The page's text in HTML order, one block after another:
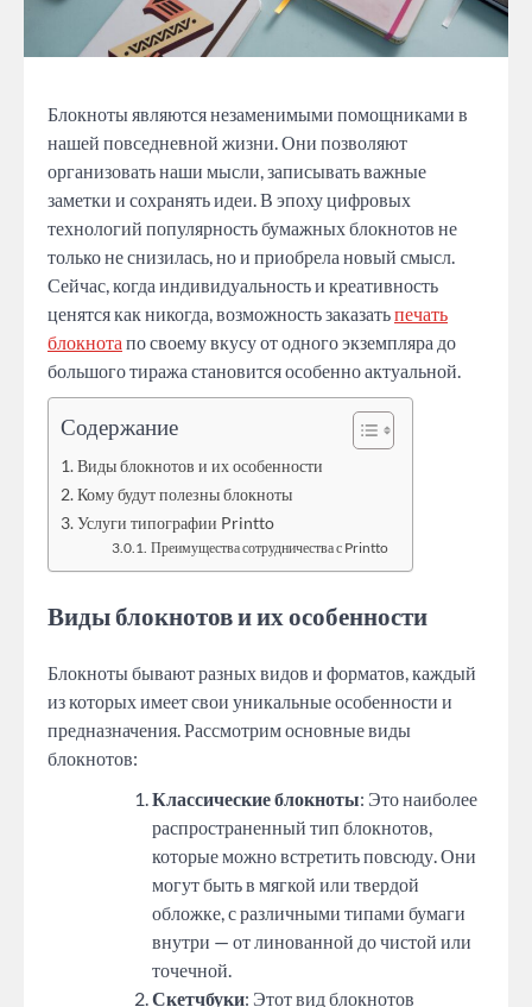
Блокноты являются незаменимыми помощниками в
нашей повседневной жизни. Они позволяют
организовать наши мысли, записывать важные
заметки и сохранять идеи. В эпоху цифровых
технологий популярность бумажных блокнотов не
только не снизилась, но и приобрела новый смысл.
Сейчас, когда индивидуальность и креативность
ценятся как никогда, возможность заказатьпечать
блокнота по своему вкусу от одного экземпляра до
большого тиража становится особенно актуальной.
Содержание
Виды блокнотов и их особенности
Кому будут полезны блокноты
Услуги типографии Printto
Преимущества сотрудничества с Printto
Виды блокнотов и их особенности
Блокноты бывают разных видов и форматов, каждый
из которых имеет свои уникальные особенности и
предназначения. Рассмотрим основные виды
блокнотов:
Классические блокноты: Это наиболее
распространенный тип блокнотов,
которые можно встретить повсюду. Они
могут быть в мягкой или твердой
обложке, с различными типами бумаги
внутри — от линованной до чистой или
точечной.
Скетчбуки: Этот вид блокнотов